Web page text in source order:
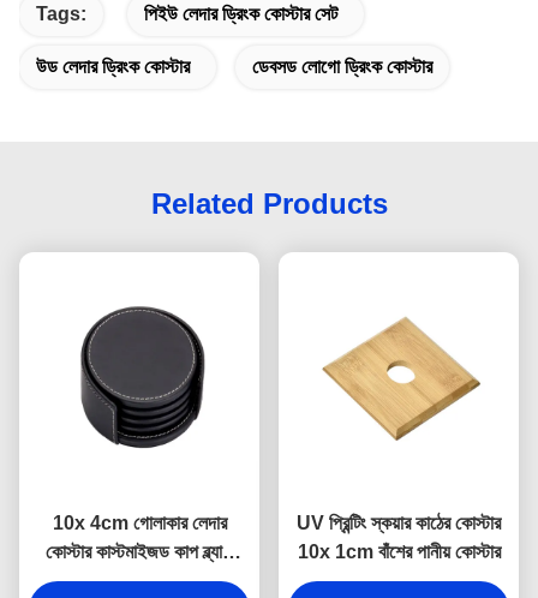
Tags: পিইউ লেদার ড্রিংক কোস্টার সেট
উড লেদার ড্রিংক কোস্টার ডেবসড লোগো ড্রিংক কোস্টার
Related Products
10x 4cm গোলাকার লেদার
কোস্টার কাস্টমাইজড কাপ ব্ল্যাক
ড্রিঙ্ক কোস্টার
UV প্রিন্টিং স্কয়ার কাঠের কোস্টার
10x 1cm বাঁশের পানীয় কোস্টার